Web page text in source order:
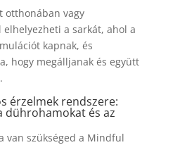
otthonában vagy
a sarkát, ahol a
kapnak, és
hogy megálljanak és együtt
érzelmek rendszere:
dührohamokat és az
van szükséged a Mindful